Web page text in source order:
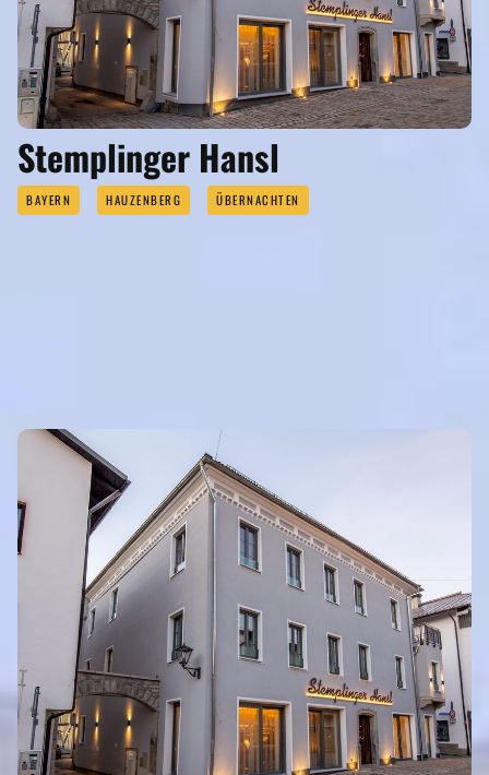
Stemplinger Hansl
BAYERN HAUZENBERG ÜBERNACHTEN